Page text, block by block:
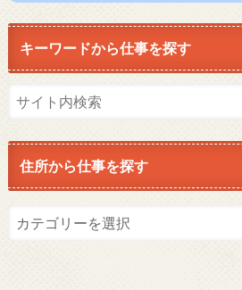
キーワードから仕事を探す
住所から仕事を探す